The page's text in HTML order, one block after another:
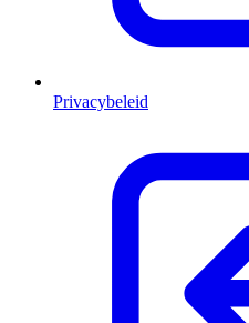
Privacybeleid